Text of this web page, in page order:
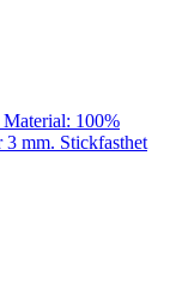
100%
mm. Stickfasthet